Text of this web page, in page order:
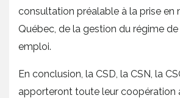
consultation préalable à la prise en
Québec, de la gestion du régime de
emploi.
En conclusion, la CSD, la CSN, la
apporteront toute leur coopération